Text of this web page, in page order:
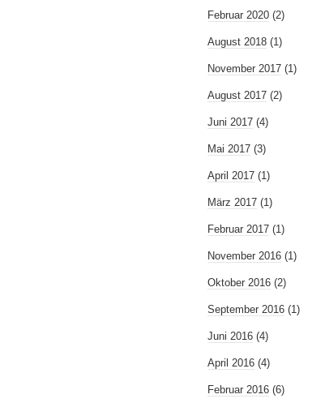
Februar 2020 (2)
August 2018 (1)
November 2017 (1)
August 2017 (2)
Juni 2017 (4)
Mai 2017 (3)
April 2017 (1)
März 2017 (1)
Februar 2017 (1)
November 2016 (1)
Oktober 2016 (2)
September 2016 (1)
Juni 2016 (4)
April 2016 (4)
Februar 2016 (6)